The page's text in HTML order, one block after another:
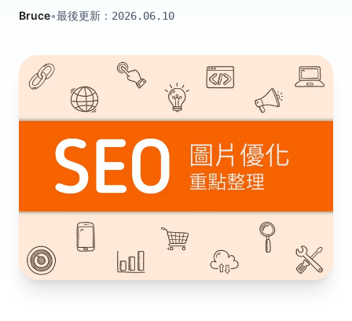
Bruce•最後更新： 2026.06.10